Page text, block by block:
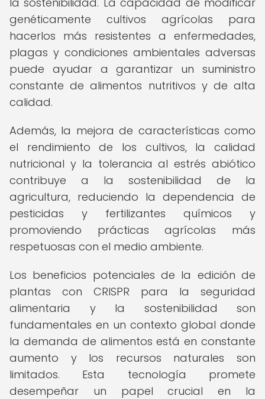
genéticamente cultivos agrícolas para
hacerlos más resistentes a enfermedades,
plagas y condiciones ambientales adversas
puede ayudar a garantizar un suministro
constante de alimentos nutritivos y de alta
calidad.
Además, la mejora de características como
el rendimiento de los cultivos, la calidad
nutricional y la tolerancia al estrés abiótico
contribuye a la sostenibilidad de la
agricultura, reduciendo la dependencia de
pesticidas y fertilizantes químicos y
promoviendo prácticas agrícolas más
respetuosas con el medio ambiente.
Los beneficios potenciales de la edición de
plantas con CRISPR para la seguridad
alimentaria y la sostenibilidad son
fundamentales en un contexto global donde
la demanda de alimentos está en constante
aumento y los recursos naturales son
limitados. Esta tecnología promete
desempeñar un papel crucial en la